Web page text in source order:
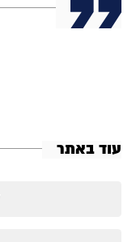
עוד באתר